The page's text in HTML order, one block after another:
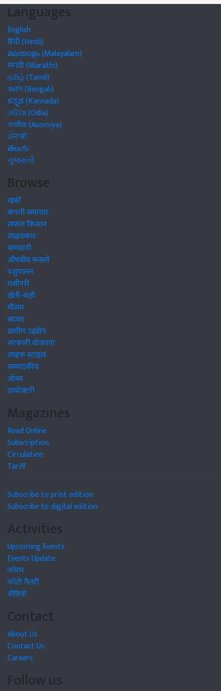
Languages
English
हिंदी (Hindi)
മലയാളം (Malayalam)
मराठी (Marathi)
தமிழ் (Tamil)
বাঙালি (Bengali)
ಕನ್ನಡ (Kannada)
ଓଡିଆ (Odia)
অসমীয়া (Asomiya)
ਪੰਜਾਬੀ
తెలుగు
ગુજરાતી
Browse
खबरें
कंपनी समाचार
सफल किसान
साक्षात्कार
बागवानी
औषधीय फसलें
पशुपालन
मशीनरी
खेती-बाड़ी
मौसम
बाजार
ग्रामीण उद्द्योग
सरकारी योजनाएं
लाइफ स्टाइल
सम्पादकीय
जॉब्स
डायरेक्टरी
Magazines
Read Online
Subscription
Circulation
Tariff
Subscribe to print edition
Subscribe to digital edition
Activities
Upcoming Events
Events Update
फोरम
फोटो गैलरी
वीडियो
Contact
About Us
Contact Us
Careers
Follow us